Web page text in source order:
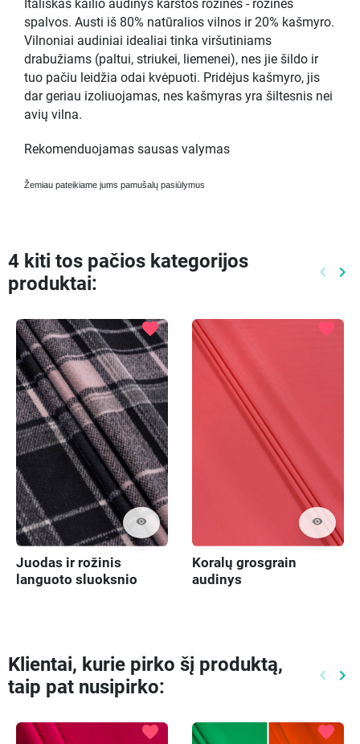
Itališkas kailio audinys karštos rožinės - rožinės
spalvos. Austi iš 80% natūralios vilnos ir 20% kašmyro.
Vilnoniai audiniai idealiai tinka viršutiniams
drabužiams (paltui, striukei, liemenei), nes jie šildo ir
tuo pačiu leidžia odai kvėpuoti. Pridėjus kašmyro, jis
dar geriau izoliuojamas, nes kašmyras yra šiltesnis nei
avių vilna.
Rekomenduojamas sausas valymas
Žemiau pateikiame jums pamušalų pasiūlymus
4 kiti tos pačios kategorijos
produktai:
keyboard_arrow_left keyboard_arrow_right
visibility
favorite
Juodas ir rožinis
languoto sluoksnio
visibility
favorite
Koralų grosgrain
audinys
Klientai, kurie pirko šį produktą,
taip pat nusipirko:
keyboard_arrow_left keyboard_arrow_right
favorite favorite